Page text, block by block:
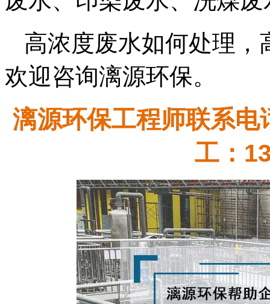
高浓度废水如何处理，
欢迎咨询漓源环保。
漓源环保工程师联系
工：